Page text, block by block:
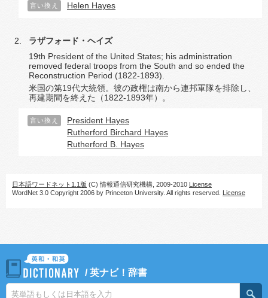
言い換え Helen Hayes
ラザフォード・ヘイズ
19th President of the United States; his administration
removed federal troops from the South and so ended the
Reconstruction Period (1822-1893).
米国の第19代大統領。彼の政権は南から連邦軍隊を排除し、
再建期間を終えた（1822-1893年）。
言い換え
President Hayes
Rutherford Birchard Hayes
Rutherford B. Hayes
日本語ワードネット1.1版 (C) 情報通信研究機構, 2009-2010 License
WordNet 3.0 Copyright 2006 by Princeton University. All rights reserved. License
/英ナビ！辞書